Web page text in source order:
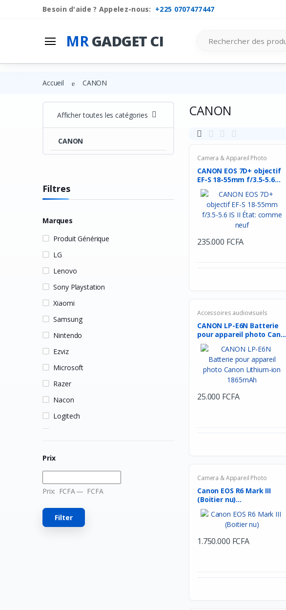
Besoin d'aide ? Appelez-nous: +225 0707477447
MRGADGET CI
Gadget Ci
Les Categories
Liste de souhaits
Accueil CANON
Afficher toutes les catégories
CANON
Filtres
Marques
Produit Générique
LG
Lenovo
Sony Playstation
Xiaomi
Samsung
Nintendo
Ezviz
Microsoft
Razer
Nacon
Logitech
LDNIO
Turtle Beach
Prix
Prix: FCFA— FCFA
Filter
CANON
Camera & Appareil Photo
CANON EOS 7D+ objectif
EF-S 18-55mm f/3.5-5.6...
235.000 FCFA
Accessoires audiovisuels
CANON LP-E6N Batterie
pour appareil photo Can...
25.000 FCFA
Camera & Appareil Photo
Canon EOS R6 Mark III
(Boitier nu)...
1.750.000 FCFA